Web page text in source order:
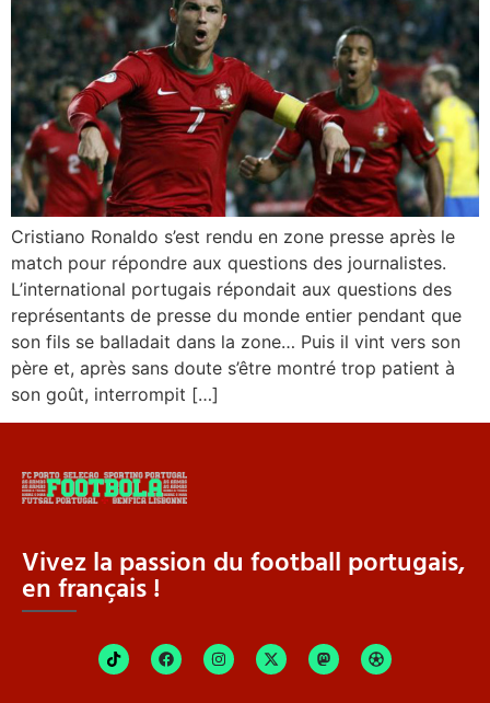
Cristiano Ronaldo s’est rendu en zone presse après le
match pour répondre aux questions des journalistes.
L’international portugais répondait aux questions des
représentants de presse du monde entier pendant que
son fils se balladait dans la zone… Puis il vint vers son
père et, après sans doute s’être montré trop patient à
son goût, interrompit […]
Vivez la passion du football portugais,
en français !